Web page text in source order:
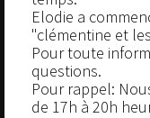
Elodie a
"clémentine et
Pour toute
questions.
Pour rappel:
de 17h à 20h